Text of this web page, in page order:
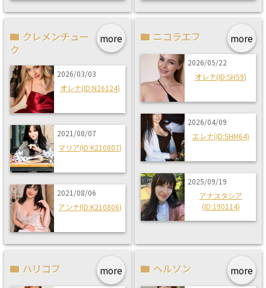
more
クレメンチュー
ク
2026/03/03
オレナ(ID:N26124)
2021/08/07
マリア(ID:K210807)
2021/08/06
アンナ(ID:K210806)
more
ニコラエフ
2026/05/22
オレナ(ID:SH59)
2026/04/09
エレナ(ID:SHM64)
2025/09/19
アナスタシア
(ID:190114)
more
ハリコフ more
ヘルソン